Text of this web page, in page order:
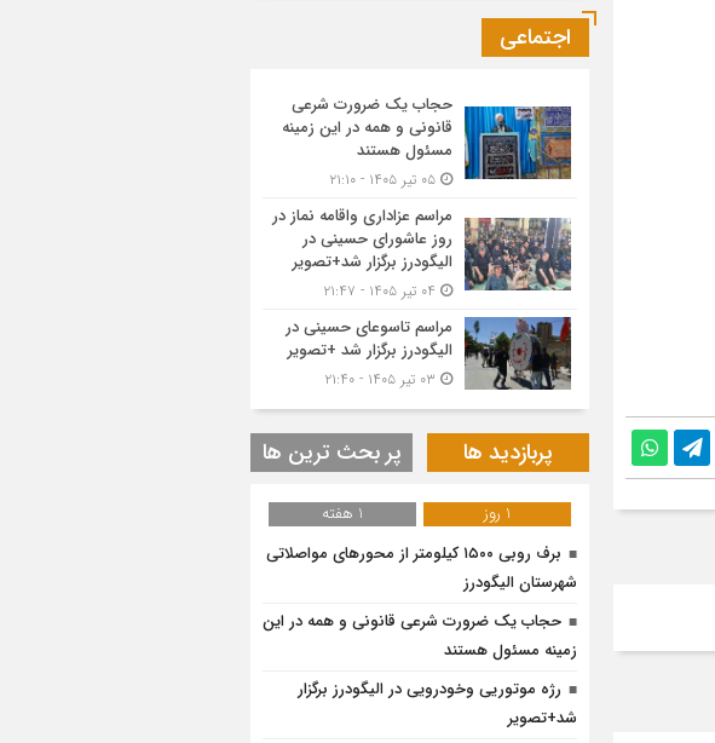
اجتماعی
حجاب یک ضرورت شرعی
قانونی و همه در این زمینه
مسئول هستند
مراسم عزاداری واقامه نماز در
روز عاشورای حسینی در
الیگودرز برگزار شد+تصویر
مراسم تاسوعای حسینی در
الیگودرز برگزار شد +تصویر
پربازدید ها پر بحث ترین ها
1 روز
1 هفته
برف روبی ۱۵۰۰ کیلومتر از محور‌های مواصلاتی
شهرستان الیگودرز
حجاب یک ضرورت شرعی قانونی و همه در این
زمینه مسئول هستند
رژه موتوریی وخودرویی در الیگودرز برگزار
شد+تصویر